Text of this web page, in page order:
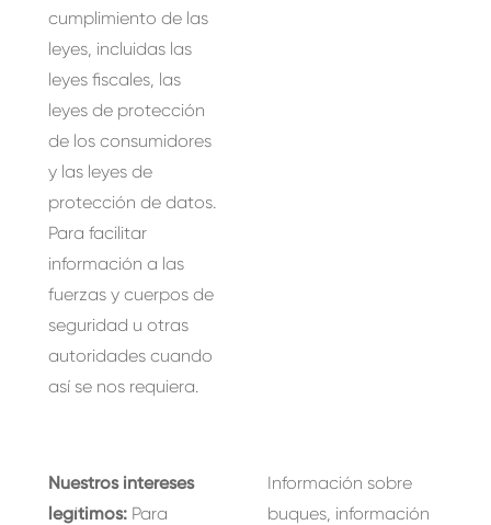
cumplimiento de las
leyes, incluidas las
leyes fiscales, las
leyes de protección
de los consumidores
y las leyes de
protección de datos.
Para facilitar
información a las
fuerzas y cuerpos de
seguridad u otras
autoridades cuando
así se nos requiera.
Nuestros intereses
legítimos: Para
Información sobre
buques, información